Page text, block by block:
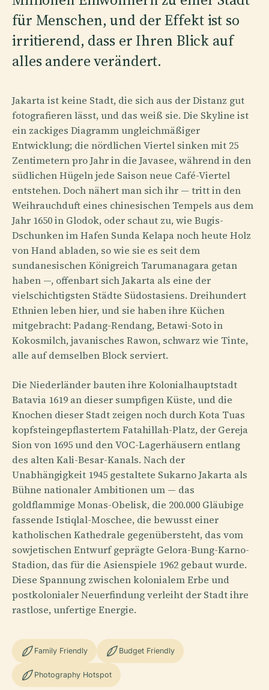
für Menschen, und der Effekt ist so
irritierend, dass er Ihren Blick auf
alles andere verändert.
Jakarta ist keine Stadt, die sich aus der Distanz gut
fotografieren lässt, und das weiß sie. Die Skyline ist
ein zackiges Diagramm ungleichmäßiger
Entwicklung; die nördlichen Viertel sinken mit 25
Zentimetern pro Jahr in die Javasee, während in den
südlichen Hügeln jede Saison neue Café-Viertel
entstehen. Doch nähert man sich ihr — tritt in den
Weihrauchduft eines chinesischen Tempels aus dem
Jahr 1650 in Glodok, oder schaut zu, wie Bugis-
Dschunken im Hafen Sunda Kelapa noch heute Holz
von Hand abladen, so wie sie es seit dem
sundanesischen Königreich Tarumanagara getan
haben —, offenbart sich Jakarta als eine der
vielschichtigsten Städte Südostasiens. Dreihundert
Ethnien leben hier, und sie haben ihre Küchen
mitgebracht: Padang-Rendang, Betawi-Soto in
Kokosmilch, javanisches Rawon, schwarz wie Tinte,
alle auf demselben Block serviert.
Die Niederländer bauten ihre Kolonialhauptstadt
Batavia 1619 an dieser sumpfigen Küste, und die
Knochen dieser Stadt zeigen noch durch Kota Tuas
kopfsteingepflastertem Fatahillah-Platz, der Gereja
Sion von 1695 und den VOC-Lagerhäusern entlang
des alten Kali-Besar-Kanals. Nach der
Unabhängigkeit 1945 gestaltete Sukarno Jakarta als
Bühne nationaler Ambitionen um — das
goldflammige Monas-Obelisk, die 200.000 Gläubige
fassende Istiqlal-Moschee, die bewusst einer
katholischen Kathedrale gegenübersteht, das vom
sowjetischen Entwurf geprägte Gelora-Bung-Karno-
Stadion, das für die Asienspiele 1962 gebaut wurde.
Diese Spannung zwischen kolonialem Erbe und
postkolonialer Neuerfindung verleiht der Stadt ihre
rastlose, unfertige Energie.
Family Friendly Budget Friendly
Photography Hotspot